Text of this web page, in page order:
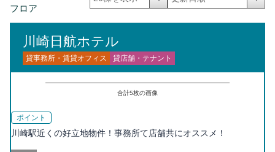
フロア
川崎日航ホテル
貸事務所・賃貸オフィス 貸店舗・テナント
合計5枚の画像
ポイント
川崎駅近くの好立地物件！事務所て店舗共にオススメ！